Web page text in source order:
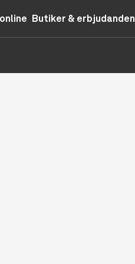
Butiker & erbjudanden